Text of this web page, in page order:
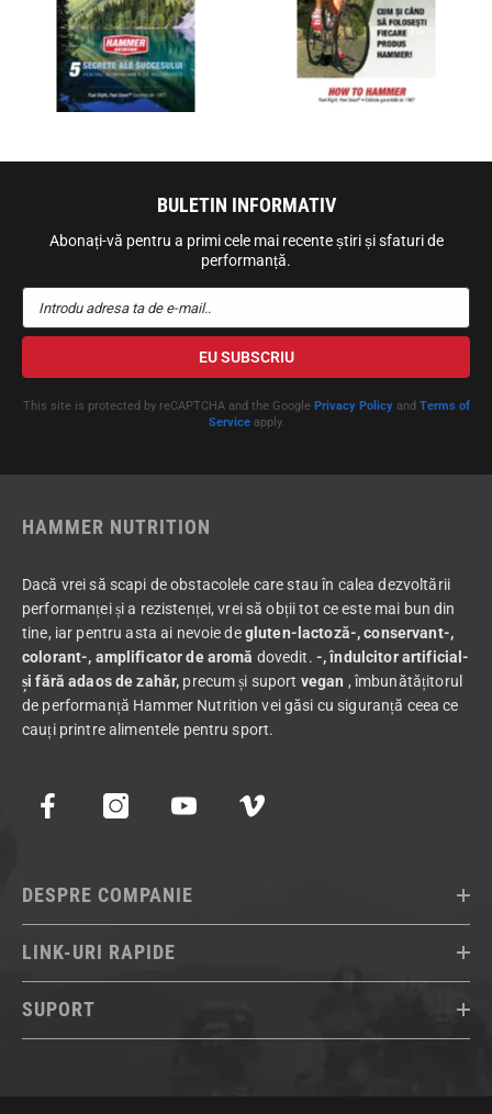
BULETIN INFORMATIV
Abonați-vă pentru a primi cele mai recente știri și sfaturi de
performanță.
Introdu adresa ta de e-mail..
EU SUBSCRIU
This site is protected by reCAPTCHA and the Google Privacy Policyand Terms of
Serviceapply.
HAMMER NUTRITION
Dacă vrei să scapi de obstacolele care stau în calea dezvoltării
performanței și a rezistenței, vrei să obții tot ce este mai bun din
tine, iar pentru asta ai nevoie degluten-lactoză-, conservant-,
colorant-, amplificator de aromă dovedit. -, îndulcitor artificial-
și fără adaos de zahăr, precum și suport vegan , îmbunătățitorul
de performanță Hammer Nutrition vei găsi cu siguranță ceea ce
cauți printre alimentele pentru sport.
DESPRE COMPANIE
LINK-URI RAPIDE
SUPORT